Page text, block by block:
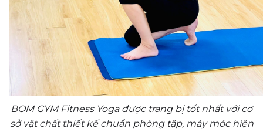
BOM GYM Fitness Yoga được trang bị tốt nhất với cơ
sở vật chất thiết kế chuẩn phòng tập, máy móc hiện